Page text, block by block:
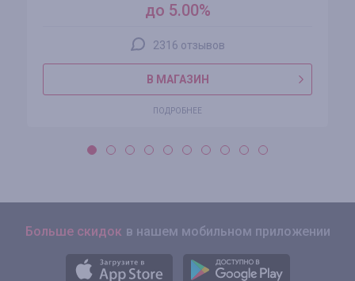
до 5.00%
2316 отзывов
В МАГАЗИН
ПОДРОБНЕЕ
Больше скидок в нашем мобильном приложении